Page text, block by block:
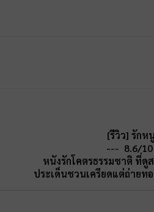
[รีวิว] รักห
--- 8.6/
หนังรักโคตรธรรมชาติ ที่ดู
ประเด็นชวนเครียดแต่ถ่ายท